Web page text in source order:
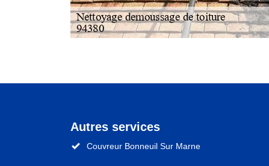
Autres services
Couvreur Bonneuil Sur Marne